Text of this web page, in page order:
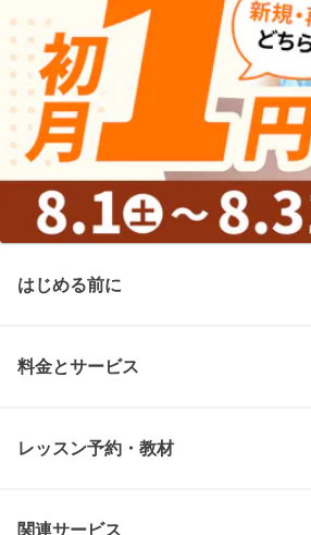
はじめる前に
料金とサービス
レッスン予約・教材
関連サービス